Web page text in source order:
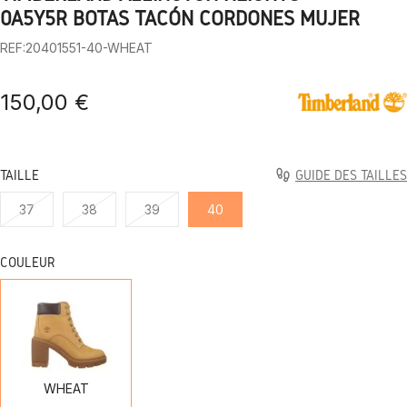
0A5Y5R BOTAS TACÓN CORDONES MUJER
REF:20401551-40-WHEAT
150,00 €
TAILLE GUIDE DES TAILLES
37 38 39 40
COULEUR
WHEAT